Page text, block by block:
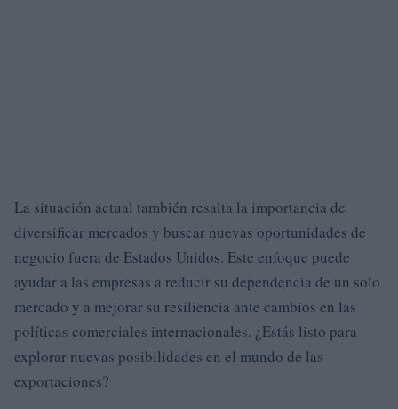
La situación actual también resalta la importancia de
diversificar mercados y buscar nuevas oportunidades de
negocio fuera de Estados Unidos. Este enfoque puede
ayudar a las empresas a reducir su dependencia de un solo
mercado y a mejorar su resiliencia ante cambios en las
políticas comerciales internacionales. ¿Estás listo para
explorar nuevas posibilidades en el mundo de las
exportaciones?